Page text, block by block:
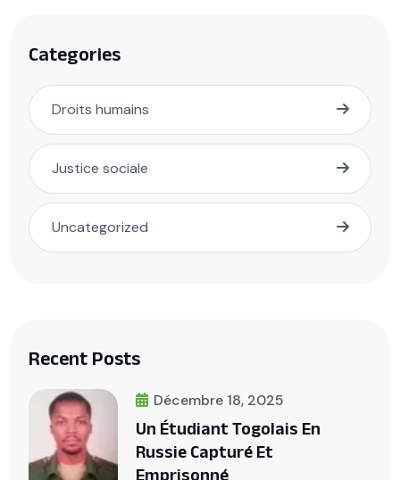
Categories
Droits humains
Justice sociale
Uncategorized
Recent Posts
Décembre 18, 2025
Un Étudiant Togolais En
Russie Capturé Et
Emprisonné